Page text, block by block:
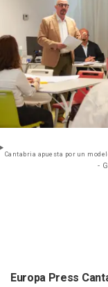
Cantabria apuesta por un
-
Europa Press